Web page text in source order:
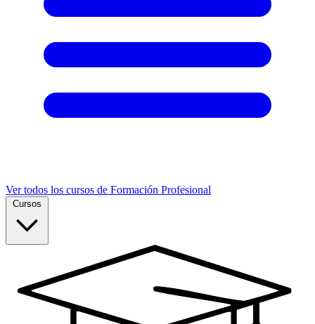
Ver todos los cursos de Formación Profesional
Cursos